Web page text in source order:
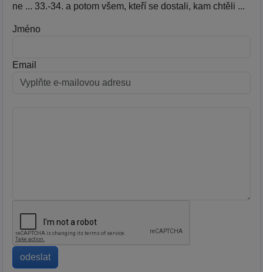
ne ... 33.-34. a potom všem, kteří se dostali, kam chtěli ...
Jméno
Email